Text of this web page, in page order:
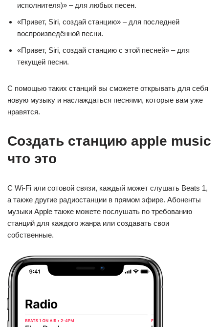
исполнителя)» – для любых песен.
«Привет, Siri, создай станцию» – для последней
воспроизведённой песни.
«Привет, Siri, создай станцию с этой песней» – для
текущей песни.
С помощью таких станций вы сможете открывать для себя
новую музыку и наслаждаться песнями, которые вам уже
нравятся.
Создать станцию apple music
что это
С Wi-Fi или сотовой связи, каждый может слушать Beats 1,
а также другие радиостанции в прямом эфире. Абоненты
музыки Apple также можете послушать по требованию
станций для каждого жанра или создавать свои
собственные.